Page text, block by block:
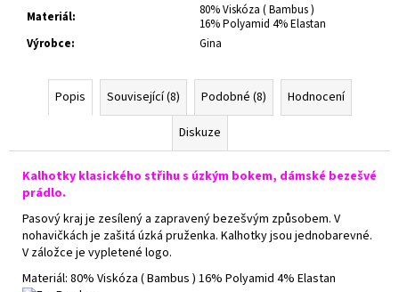
Materiál:
80% Viskóza ( Bambus )
16% Polyamid 4% Elastan
Výrobce: Gina
Popis Související (8) Podobné (8)
Hodnocení
Diskuze
Kalhotky klasického střihu s úzkým bokem, dámské bezešvé
prádlo.
Pasový kraj je zesílený a zapravený bezešvým způsobem. V
nohavičkách je zašitá úzká pruženka. Kalhotky jsou jednobarevné.
V záložce je vypletené logo.
Materiál: 80% Viskóza ( Bambus ) 16% Polyamid 4% Elastan